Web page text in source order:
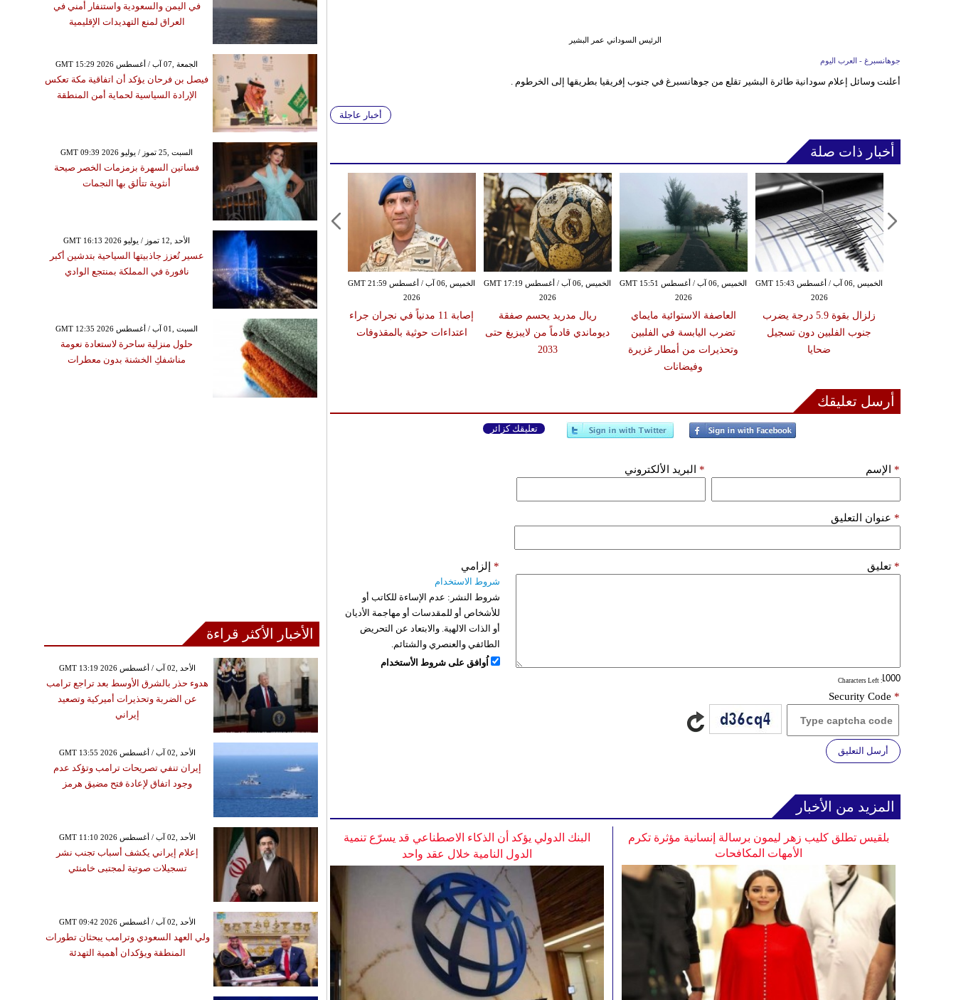
الرئيس السوداني عمر البشير
جوهانسبرغ - العرب اليوم
أعلنت وسائل إعلام سودانية طائرة البشير تقلع من جوهانسبرغ في جنوب إفريقيا بطريقها إلى الخرطوم .
أخبار عاجلة
أخبار ذات صلة
الخميس ,06 آب / أغسطس GMT 21:59
2026
إصابة 11 مدنياً في نجران جراء
اعتداءات حوثية بالمقذوفات
الخميس ,06 آب / أغسطس GMT 17:19
2026
ريال مدريد يحسم صفقة
ديوماندي قادماً من لايبزيغ حتى
2033
الخميس ,06 آب / أغسطس GMT 15:51
2026
العاصفة الاستوائية مايماي
تضرب اليابسة في الفلبين
وتحذيرات من أمطار غزيرة
وفيضانات
الخميس ,06 آب / أغسطس GMT 15:43
2026
زلزال بقوة 5.9 درجة يضرب
جنوب الفلبين دون تسجيل
ضحايا
أرسل تعليقك
تعليقك كزائر
الإسم * البريد الألكتروني *
عنوان التعليق *
تعليق *
: Characters Left
إلزامي *
شروط الاستخدام
شروط النشر: عدم الإساءة للكاتب أو
للأشخاص أو للمقدسات أو مهاجمة الأديان
أو الذات الالهية. والابتعاد عن التحريض
الطائفي والعنصري والشتائم.
اُوافق على شروط الأستخدام
Security Code *
أرسل التعليق
المزيد من الأخبار
البنك الدولي يؤكد أن الذكاء الاصطناعي قد يسرّع تنمية
الدول النامية خلال عقد واحد
بلقيس تطلق كليب زهر ليمون برسالة إنسانية مؤثرة تكرم
الأمهات المكافحات
في اليمن والسعودية واستنفار أمني في
العراق لمنع التهديدات الإقليمية
GMT 15:29 2026 الجمعة ,07 آب / أغسطس
فيصل بن فرحان يؤكد أن اتفاقية مكة تعكس
الإرادة السياسية لحماية أمن المنطقة
GMT 09:39 2026 السبت ,25 تموز / يوليو
فساتين السهرة بزمزمات الخصر صيحة
أنثوية تتألق بها النجمات
GMT 16:13 2026 الأحد ,12 تموز / يوليو
عسير تُعزز جاذبيتها السياحية بتدشين أكبر
نافورة في المملكة بمنتجع الوادي
GMT 12:35 2026 السبت ,01 آب / أغسطس
حلول منزلية ساحرة لاستعادة نعومة
مناشفكِ الخشنة بدون معطرات
الأخبار الأكثر قراءة
GMT 13:19 2026 الأحد ,02 آب / أغسطس
هدوء حذر بالشرق الأوسط بعد تراجع ترامب
عن الضربة وتحذيرات أميركية وتصعيد
إيراني
GMT 13:55 2026 الأحد ,02 آب / أغسطس
إيران تنفي تصريحات ترامب وتؤكد عدم
وجود اتفاق لإعادة فتح مضيق هرمز
GMT 11:10 2026 الأحد ,02 آب / أغسطس
إعلام إيراني يكشف أسباب تجنب نشر
تسجيلات صوتية لمجتبى خامنئي
GMT 09:42 2026 الأحد ,02 آب / أغسطس
ولي العهد السعودي وترامب يبحثان تطورات
المنطقة ويؤكدان أهمية التهدئة